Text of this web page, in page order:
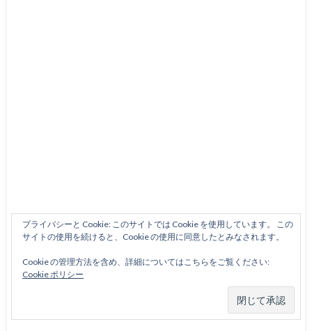
プライバシーと Cookie: このサイトでは Cookie を使用しています。 この
サイトの使用を続けると、Cookie の使用に同意したとみなされます。
Cookie の管理方法を含め、詳細についてはこちらをご覧ください:
Cookie ポリシー